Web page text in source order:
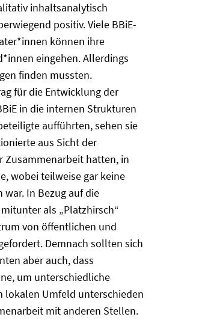
inhaltsanalytisch
positiv. Viele BBiE-
können ihre
eingehen. Allerdings
finden mussten.
für die Entwicklung der
in die internen Strukturen
aufführten, sehen sie
aus Sicht der
Zusammenarbeit hatten, in
wobei teilweise gar keine
In Bezug auf die
als „Platzhirsch“
von öffentlichen und
Demnach sollten sich
aber auch, dass
um unterschiedliche
lokalen Umfeld unterschieden
mit anderen Stellen.